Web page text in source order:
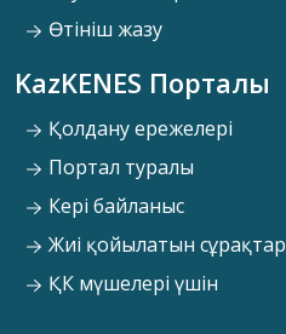
Өтініш жазу
KazKENES Порталы
Қолдану ережелері
Портал туралы
Кері байланыс
Жиі қойылатын сұрақтар
ҚК мүшелері үшін